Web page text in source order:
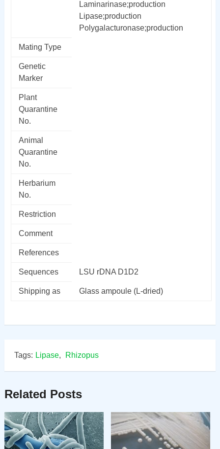
Laminarinase;production
Lipase;production
Polygalacturonase;production
Mating Type
Genetic
Marker
Plant
Quarantine
No.
Animal
Quarantine
No.
Herbarium
No.
Restriction
Comment
References
Sequences LSU rDNA D1D2
Shipping as Glass ampoule (L-dried)
Tags: Lipase, Rhizopus
Related Posts